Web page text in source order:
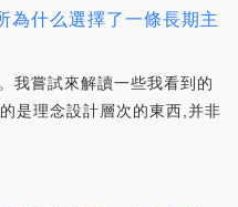
為什么選擇了一條長期主
我嘗試來解讀一些我看到的
是理念設計層次的東西,并非